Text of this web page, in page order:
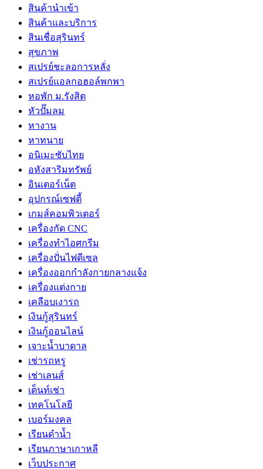
สินค้านำเข้า
สินค้าและบริการ
สินเชื่อสุรินทร์
สุขภาพ
สเปรย์ชะลอการหลั่ง
สเปรย์แอลกอฮอล์พกพา
หอพัก ม.รังสิต
หัวปั๊มลม
หางาน
หาทนาย
อนิเมะซับไทย
อหังสาริมทรัพย์
อินเตอร์เน็ต
อุปกรณ์เซฟตี้
เกมส์คอมพิวเตอร์
เครื่องกัด CNC
เครื่องทำไอศกรีม
เครื่องปั่นไฟดีเซล
เครื่องออกกำลังกายกลางแจ้ง
เครื่องแต่งกาย
เคลือบเงารถ
เงินกู้สุรินทร์
เงินกู้ออนไลน์
เจาะน้ำบาดาล
เช่ารถหรู
เช่าเลนส์
เต็นท์เช่า
เทคโนโลยี
เบอร์มงคล
เรียนดำน้ำ
เรียนภาษาเกาหลี
เว็บประกาศ